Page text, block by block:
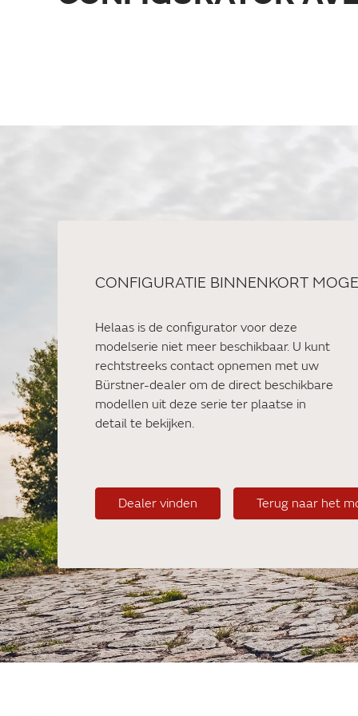
CONFIGURATIE BINNENKORT
Helaas is de configurator voor deze
modelserie niet meer beschikbaar. U kunt
rechtstreeks contact opnemen met uw
Bürstner-dealer om de direct beschikbare
modellen uit deze serie ter plaatse in
detail te bekijken.
Dealer vinden Terug naar het